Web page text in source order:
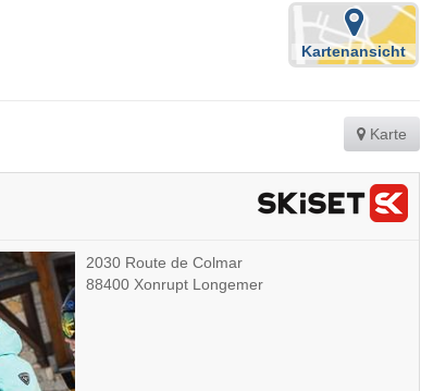
Kartenansicht
Karte
2030 Route de Colmar
88400 Xonrupt Longemer